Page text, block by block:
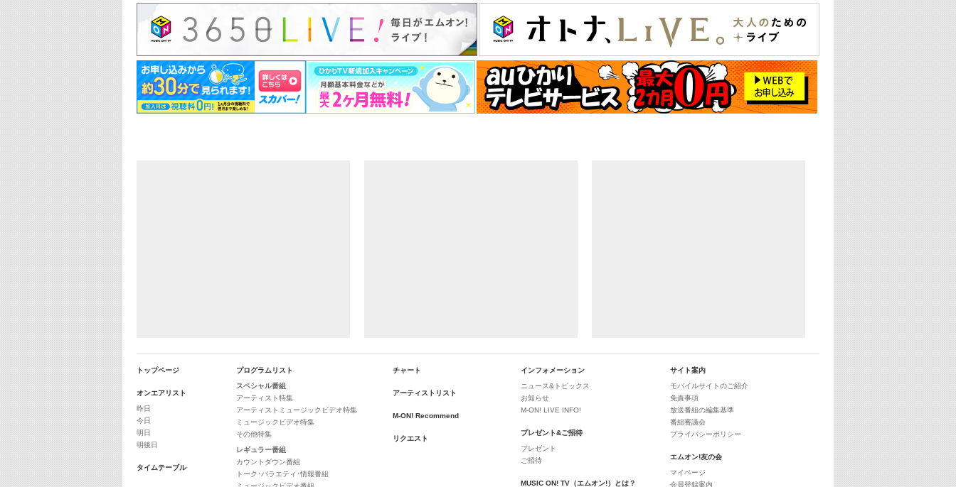
24:00
K-POP 第3世代特集
K-POP 第4世代特集
25:00
あのころヒッツ! 一挙5時間！
2021→2025年
トップページ
オンエアリスト
昨日
今日
明日
明後日
タイムテーブル
プログラムリスト
スペシャル番組
アーティスト特集
アーティストミュージックビデオ特集
ミュージックビデオ特集
その他特集
レギュラー番組
カウントダウン番組
トーク･バラエティ･情報番組
チャート
アーティストリスト
M-ON! Recommend
リクエスト
インフォメーション
ニュース&トピックス
お知らせ
M-ON! LIVE INFO!
プレゼント&ご招待
プレゼント
ご招待
MUSIC ON! TV（エムオン!）とは？
サイト案内
モバイルサイトのご紹介
免責事項
放送番組の編集基準
番組審議会
プライバシーポリシー
エムオン!友の会
マイページ
会員登録案内